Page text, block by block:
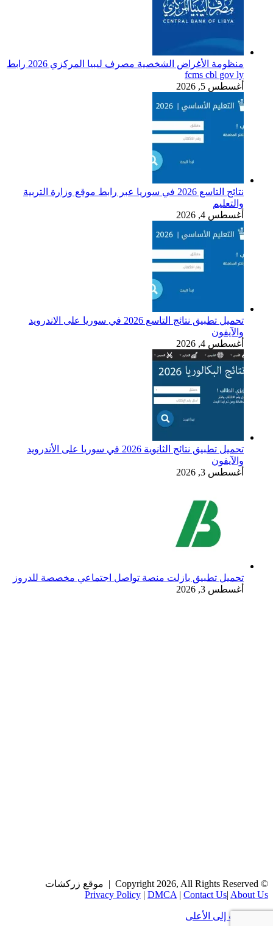
منظومة الأغراض الشخصية مصرف ليبيا المركزي 2026 رابط
fcms cbl gov ly
أغسطس 5, 2026
نتائج التاسع 2026 في سوريا عبر رابط موقع وزارة التربية
والتعليم
أغسطس 4, 2026
تحميل تطبيق نتائج التاسع 2026 في سوريا على الاندرويد
والآيفون
أغسطس 4, 2026
تحميل تطبيق نتائج الثانوية 2026 في سوريا على الأندرويد
والآيفون
أغسطس 3, 2026
تحميل تطبيق بازلت منصة تواصل اجتماعي مخصصة للدروز
أغسطس 3, 2026
© Copyright 2026, All Rights Reserved | موقع زركشات
Privacy Policy | DMCA | Contact Us| About Us
زر الذهاب إلى الأعلى